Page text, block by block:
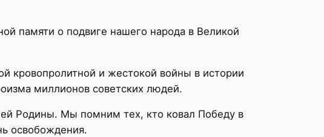
памяти о подвиге нашего народа в Великой
кровопролитной и жестокой войны в истории
миллионов советских людей.
Родины. Мы помним тех, кто ковал Победу в
освобождения.